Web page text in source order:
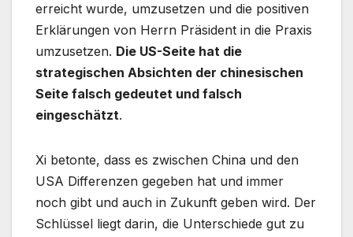
erreicht wurde, umzusetzen und die positiven
Erklärungen von Herrn Präsident in die Praxis
umzusetzen. Die US-Seite hat die
strategischen Absichten der chinesischen
Seite falsch gedeutet und falsch
eingeschätzt.
Xi betonte, dass es zwischen China und den
USA Differenzen gegeben hat und immer
noch gibt und auch in Zukunft geben wird. Der
Schlüssel liegt darin, die Unterschiede gut zu